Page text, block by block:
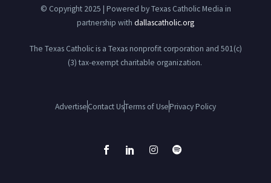
© Copyright 2025 | Powered by Texas Catholic Media in
partnership with dallascatholic.org
The Texas Catholic is a Texas nonprofit corporation and 501(c)
(3) tax-exempt charitable organization.
AdvertiseContact UsTerms of UsePrivacy Policy